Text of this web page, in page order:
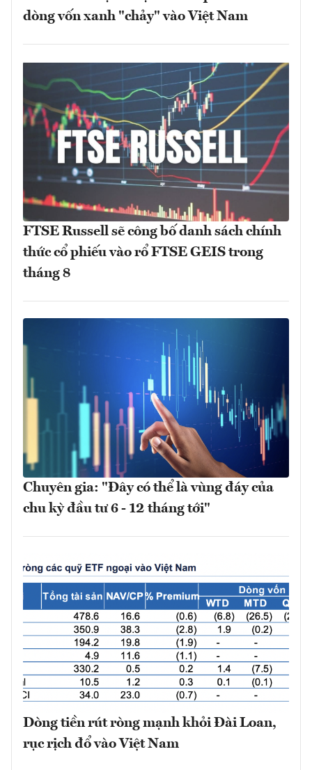
dòng vốn xanh "chảy" vào Việt Nam
FTSE Russell sẽ công bố danh sách chính
thức cổ phiếu vào rổ FTSE GEIS trong
tháng 8
Chuyên gia: "Đây có thể là vùng đáy của
chu kỳ đầu tư 6 - 12 tháng tới"
Dòng tiền rút ròng mạnh khỏi Đài Loan,
rục rịch đổ vào Việt Nam